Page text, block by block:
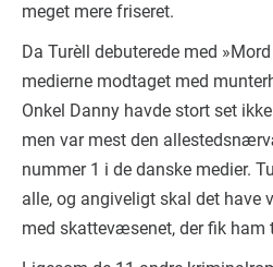
meget mere friseret.
Da Turèll debuterede med
medierne modtaget med
Onkel Danny havde stort set
men var mest den
nummer 1 i de danske medier.
alle, og angiveligt skal det
med skattevæsenet, der fik ham